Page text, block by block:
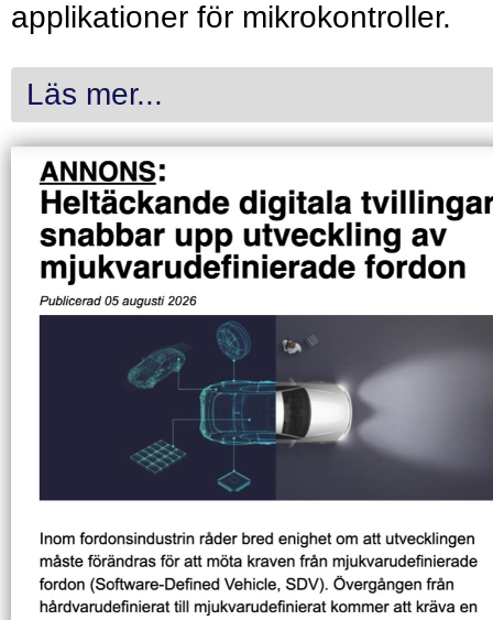
applikationer för mikrokontroller.
Läs mer...